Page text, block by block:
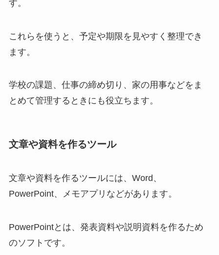
す。
これらを使うと、予定や期限を見やすく整理でき
ます。
学校の課題、仕事の締め切り、家の用事などをま
とめて管理するときにも役立ちます。
文章や資料を作るツール
文章や資料を作るツールには、Word、
PowerPoint、メモアプリなどがあります。
PowerPointとは、発表資料や説明資料を作るため
のソフトです。